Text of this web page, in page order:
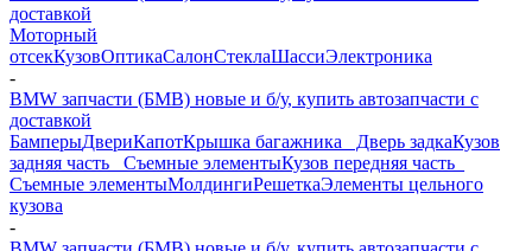
доставкой
Моторный
отсекКузовОптикаСалонСтеклаШассиЭлектроника
-
BMW запчасти (БМВ) новые и б/у, купить автозапчасти с
доставкой
БамперыДвериКапотКрышка багажника_ Дверь задкаКузов
задняя часть_ Съемные элементыКузов передняя часть_
Съемные элементыМолдингиРешеткаЭлементы цельного
кузова
-